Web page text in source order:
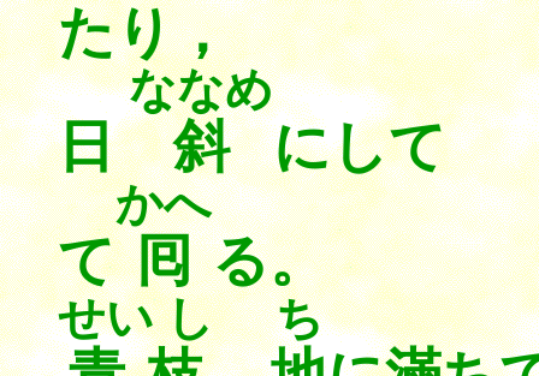
たり，
日
斜
ななめ
にし
て 囘
かへ
る。
せい し ち